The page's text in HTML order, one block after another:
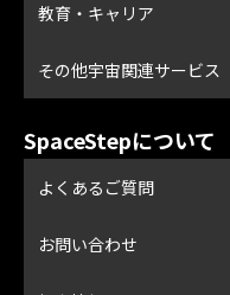
教育・キャリア
その他宇宙関連サービス
SpaceStepについて
よくあるご質問
お問い合わせ